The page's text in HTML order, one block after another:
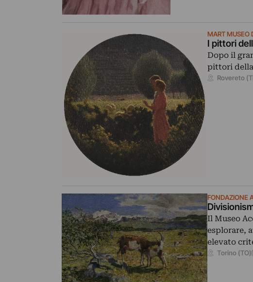
MART MUSEO
I pittori
Dopo il
pittori della
Rovereto
FONDAZIONE
Il Museo
esplorare,
elevato
Torino (TO)